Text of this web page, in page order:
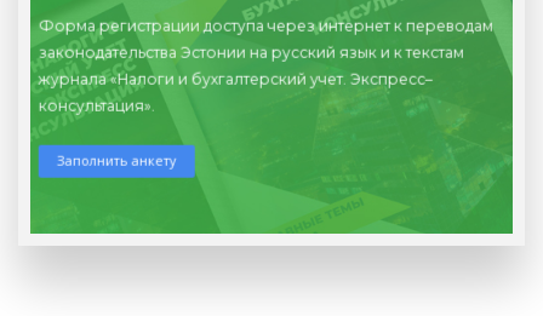
Форма регистрации доступа через интернет к переводам
законодательства Эстонии на русский язык и к текстам
журнала «Налоги и бухгалтерский учет. Экспресс–
консультация».
Заполнить анкету